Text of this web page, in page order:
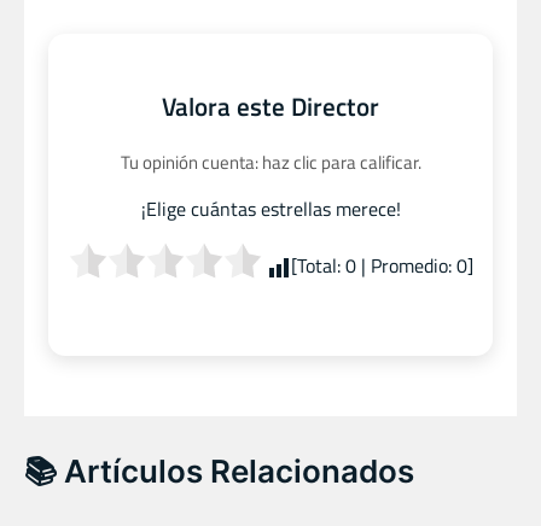
Valora este Director
Tu opinión cuenta: haz clic para calificar.
¡Elige cuántas estrellas merece!
[Total:0| Promedio:0]
📚 Artículos Relacionados